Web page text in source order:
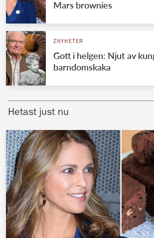
VÄRLDENS KUNGAHUS
Svenska kungahuset
Brittiska kungahuset
Nederländska kungahuset
Belgiska kungahuset
Jordanska kungahuset
Luxemburgska
Japanska kejsarhuset
Thailändska kungahuset
REDAKTION
Mars brownies
ZNYHETER
Gott i helgen: Njut av
barndomskaka
Hetast just nu